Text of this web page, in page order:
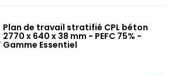
Plan de travail stratifié CPL béton
2770 x 640 x 38 mm - PEFC 75% -
Gamme Essentiel